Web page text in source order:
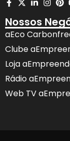
Nossos
aEco
Clube
Loja
Rádio
Web TV